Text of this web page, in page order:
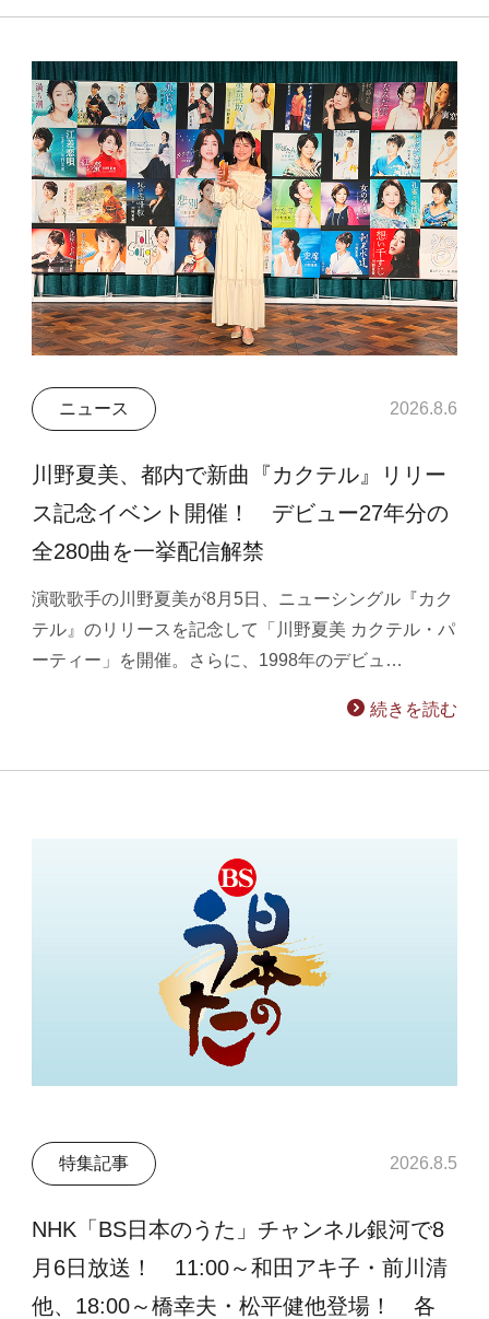
ニュース 2026.8.6
川野夏美、都内で新曲『カクテル』リリー
ス記念イベント開催！ デビュー27年分の
全280曲を一挙配信解禁
演歌歌手の川野夏美が8月5日、ニューシングル『カク
テル』のリリースを記念して「川野夏美 カクテル・パ
ーティー」を開催。さらに、1998年のデビュ…
続きを読む
特集記事 2026.8.5
NHK「BS日本のうた」チャンネル銀河で8
月6日放送！ 11:00～和田アキ子・前川清
他、18:00～橋幸夫・松平健他登場！ 各